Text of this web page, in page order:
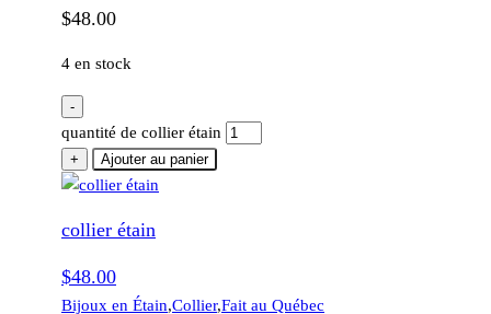
$48.00
4 en stock
-
quantité de collier étain
+ Ajouter au panier
collier étain
$48.00
Bijoux en Étain,Collier,Fait au Québec